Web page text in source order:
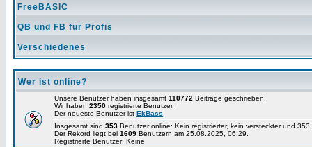
FreeBASIC
QB und FB für Profis
Verschiedenes
Wer ist online?
Unsere Benutzer haben insgesamt 110772 Beiträge geschrieben.
Wir haben 2350 registrierte Benutzer.
Der neueste Benutzer ist EkBass
Insgesamt sind 353 Benutzer online: Kein registrierter, kein versteckter und
Der Rekord liegt bei 1609 Benutzern am 25.08.2025, 06:29.
Registrierte Benutzer: Keine